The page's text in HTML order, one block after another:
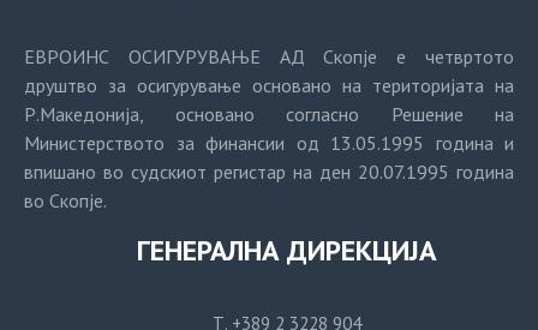
ЕВРОИНС ОСИГУРУВАЊЕ АД Скопје е четвртото
друштво за осигурување основано на територијата на
Р.Македонија, основано согласно Решение на
Министерството за финансии од 13.05.1995 година и
впишано во судскиот регистар на ден 20.07.1995 година
во Скопје.
ГЕНЕРАЛНА ДИРЕКЦИЈА
Т. +389 2 3228 904